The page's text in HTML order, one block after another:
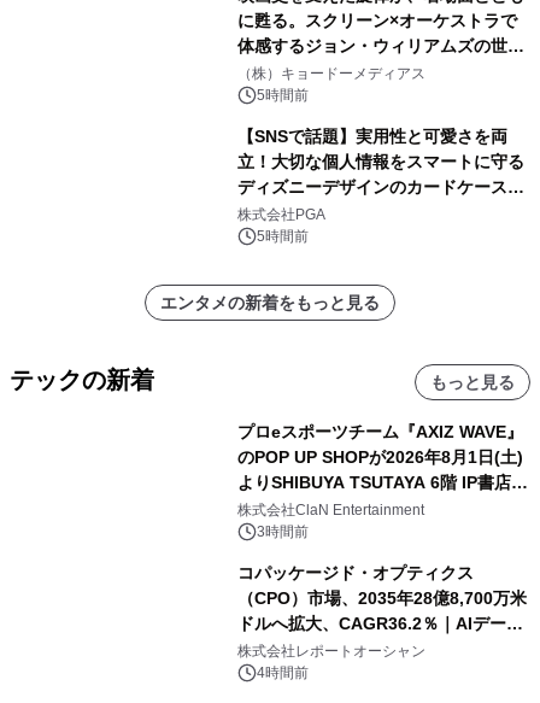
に甦る。スクリーン×オーケストラで
体感するジョン・ウィリアムズの世
界。ジョン・ウィリアムズ：シネマ・
スペクタキュラー・コンサート 開催決
（株）キョードーメディアス
5時間前
【SNSで話題】実用性と可愛さを両
立！大切な個人情報をスマートに守る
ディズニーデザインのカードケースを
株式会社PGAが8月7日発売
株式会社PGA
5時間前
エンタメの新着をもっと見る
テックの新着 もっと見る
プロeスポーツチーム『AXIZ WAVE』
のPOP UP SHOPが2026年8月1日(土)
よりSHIBUYA TSUTAYA 6階 IP書店で
開催決定！！
株式会社ClaN Entertainment
3時間前
コパッケージド・オプティクス
（CPO）市場、2035年28億8,700万米
ドルへ拡大、CAGR36.2％｜AIデータ
センター・高速光通信需要が成長を加
速
株式会社レポートオーシャン
4時間前